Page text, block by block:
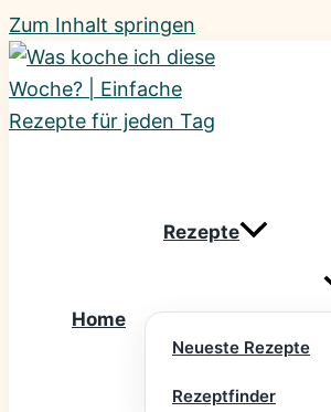
Zum Inhalt springen
Home
Rezepte
Neueste Rezepte
Rezeptfinder